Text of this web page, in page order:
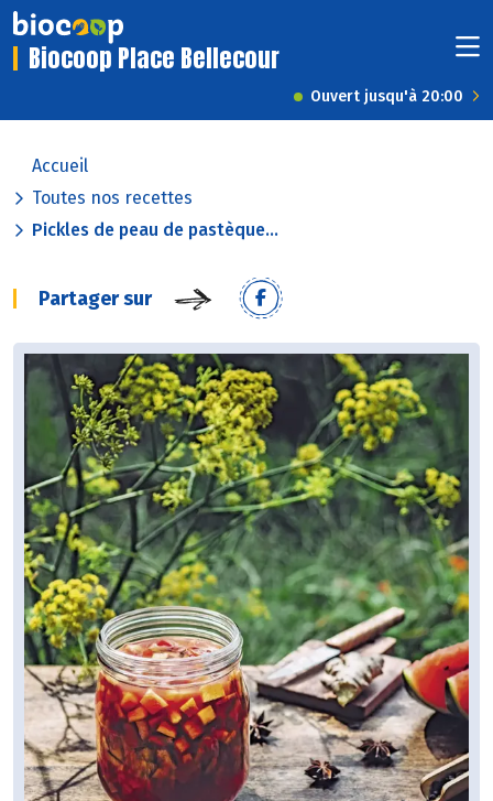
Biocoop Place Bellecour
Ouvert jusqu'à 20:00
Accueil
Toutes nos recettes
Pickles de peau de pastèque...
Partager sur